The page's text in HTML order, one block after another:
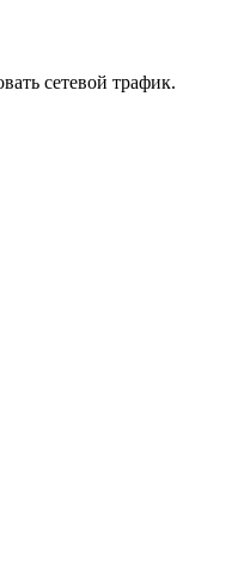
сетевой трафик.